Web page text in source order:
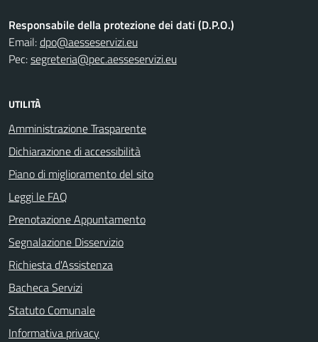
Responsabile della protezione dei dati (D.P.O.)
Email:dpo@aesseservizi.eu
Pec:segreteria@pec.aesseservizi.eu
UTILITÀ
Amministrazione Trasparente
Dichiarazione di accessibilità
Piano di miglioramento del sito
Leggi le FAQ
Prenotazione Appuntamento
Segnalazione Disservizio
Richiesta d'Assistenza
Bacheca Servizi
Statuto Comunale
Informativa privacy